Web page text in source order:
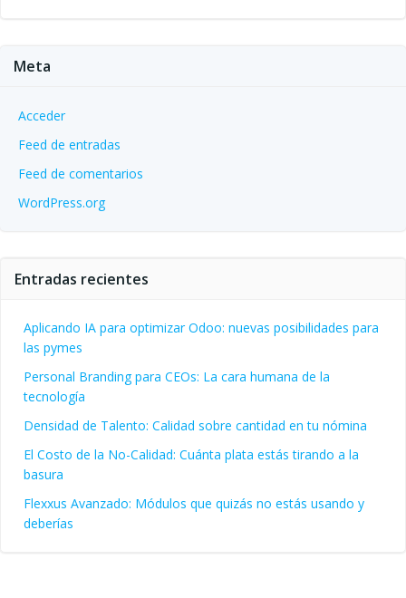
Meta
Acceder
Feed de entradas
Feed de comentarios
WordPress.org
Entradas recientes
Aplicando IA para optimizar Odoo: nuevas posibilidades para
las pymes
Personal Branding para CEOs: La cara humana de la
tecnología
Densidad de Talento: Calidad sobre cantidad en tu nómina
El Costo de la No-Calidad: Cuánta plata estás tirando a la
basura
Flexxus Avanzado: Módulos que quizás no estás usando y
deberías